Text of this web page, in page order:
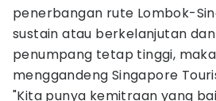
penerbangan rute Lombok-
sustain atau berkelanjutan
penumpang tetap tinggi,
menggandeng Singapore
​"Kita punya kemitraan yang